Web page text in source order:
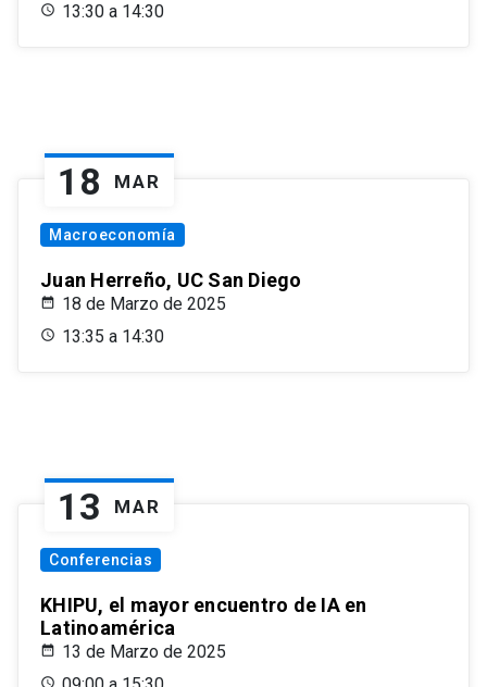
13:30 a 14:30
18 MAR
Macroeconomía
Juan Herreño, UC San Diego
18 de Marzo de 2025
13:35 a 14:30
13 MAR
Conferencias
KHIPU, el mayor encuentro de IA en
Latinoamérica
13 de Marzo de 2025